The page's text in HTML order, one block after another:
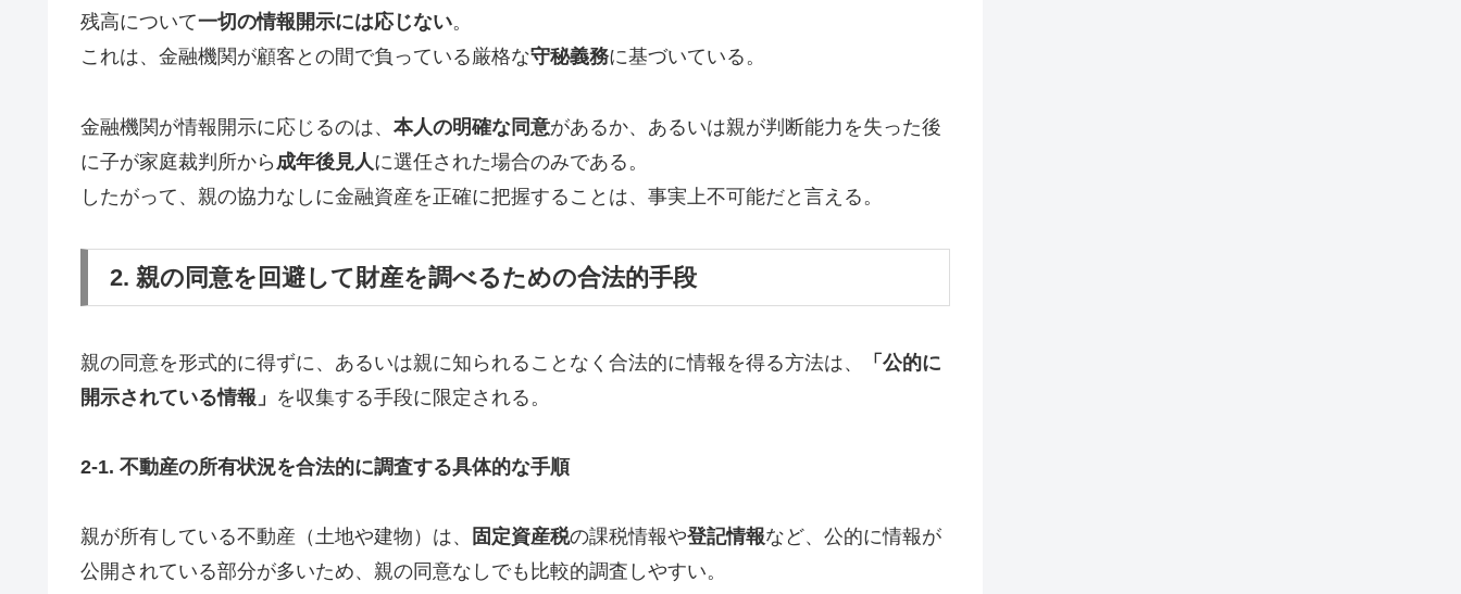
残高について一切の情報開示には応じない。
これは、金融機関が顧客との間で負っている厳格な守秘義務に基づいている。
金融機関が情報開示に応じるのは、 本人の明確な同意があるか、あるいは親が判断能力を失った後
に子が家庭裁判所から 成年後見人に選任された場合のみである。
したがって、親の協力なしに金融資産を正確に把握することは、事実上不可能だと言える。
2. 親の同意を回避して財産を調べるための合法的手段
親の同意を形式的に得ずに、あるいは親に知られることなく合法的に情報を得る方法は、
「公的に
開示されている情報」 を収集する手段に限定される。
2-1. 不動産の所有状況を合法的に調査する具体的な手順
親が所有している不動産（土地や建物）は、 固定資産税の課税情報や登記情報など、公的に情報が
公開されている部分が多いため、親の同意なしでも比較的調査しやすい。